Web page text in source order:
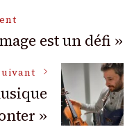
est un défi »
»